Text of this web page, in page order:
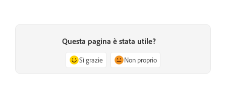
Questa pagina è stata utile?
Sì grazie Non proprio